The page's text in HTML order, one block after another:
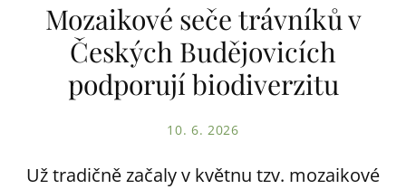
Mozaikové seče trávníků v
Českých Budějovicích
podporují biodiverzitu
10. 6. 2026
Už tradičně začaly v květnu tzv. mozaikové